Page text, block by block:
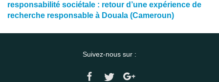
responsabilité sociétale : retour d’une expérience de
recherche responsable à Douala (Cameroun)
Suivez-nous sur :